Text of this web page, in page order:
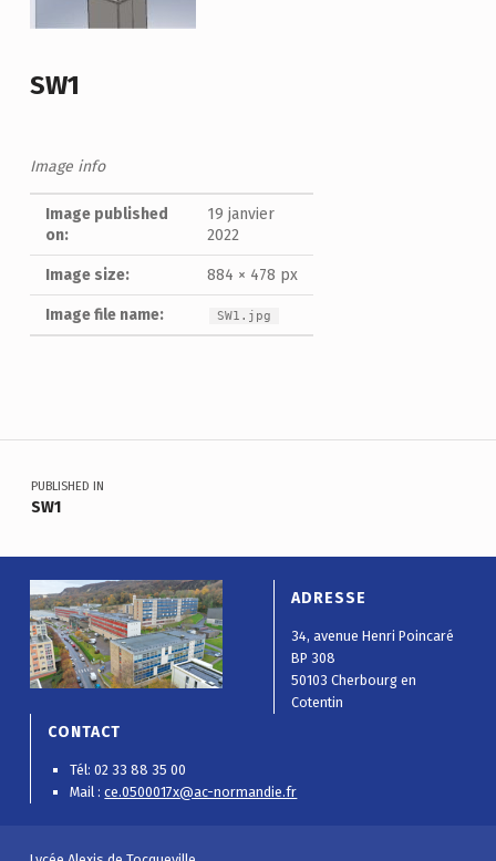
SW1
Image info
Image published
on:
19 janvier
2022
Image size: 884 × 478 px
Image file name: SW1.jpg
Navigation de l’article
PUBLISHED IN
SW1
ADRESSE
34, avenue Henri Poincaré
BP 308
50103 Cherbourg en
Cotentin
CONTACT
Tél: 02 33 88 35 00
Mail :ce.0500017x@ac-normandie.fr